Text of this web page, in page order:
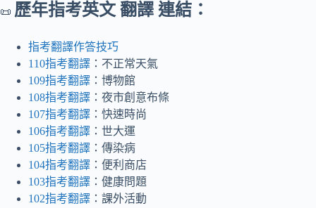
📜 歷年指考英文 翻譯 連結：
指考翻譯作答技巧
110指考翻譯 ：不正常天氣
109指考翻譯 ：博物館
108指考翻譯 ：夜市創意布條
107指考翻譯 ：快速時尚
106指考翻譯 ：世大運
105指考翻譯 ：傳染病
104指考翻譯 ：便利商店
103指考翻譯 ：健康問題
102指考翻譯 ：課外活動